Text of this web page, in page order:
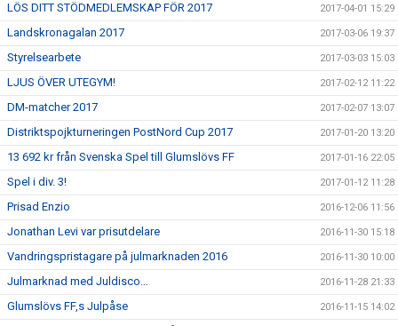
LÖS DITT STÖDMEDLEMSKAP FÖR 2017 2017-04-01 15:29
Landskronagalan 2017 2017-03-06 19:37
Styrelsearbete 2017-03-03 15:03
LJUS ÖVER UTEGYM! 2017-02-12 11:22
DM-matcher 2017 2017-02-07 13:07
Distriktspojkturneringen PostNord Cup 2017 2017-01-20 13:20
13 692 kr från Svenska Spel till Glumslövs FF 2017-01-16 22:05
Spel i div. 3! 2017-01-12 11:28
Prisad Enzio 2016-12-06 11:56
Jonathan Levi var prisutdelare 2016-11-30 15:18
Vandringspristagare på julmarknaden 2016 2016-11-30 10:00
Julmarknad med Juldisco… 2016-11-28 21:33
Glumslövs FF,s Julpåse 2016-11-15 14:02